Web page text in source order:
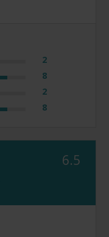
2
8
2
8
6.5